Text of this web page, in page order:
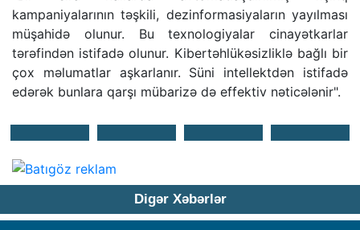
kampaniyalarının təşkili, dezinformasiyaların yayılması
müşahidə olunur. Bu texnologiyalar cinayətkarlar
tərəfindən istifadə olunur. Kibertəhlükəsizliklə bağlı bir
çox məlumatlar aşkarlanır. Süni intellektdən istifadə
edərək bunlara qarşı mübarizə də effektiv nəticələnir".
Digər Xəbərlər